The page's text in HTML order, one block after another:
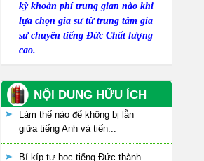
kỳ khoản phí trung gian nào khi
lựa chọn gia sư từ trung tâm gia
sư chuyên tiếng Đức Chất lượng
cao.
NỘI DUNG HỮU ÍCH
Làm thế nào để không bị lẫn
giữa tiếng Anh và tiến...
Bí kíp tự học tiếng Đức thành